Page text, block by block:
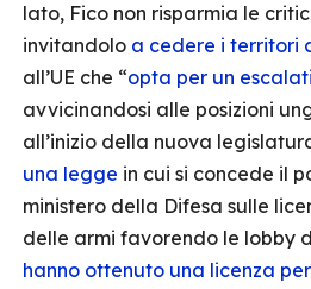
lato, Fico non risparmia le
invitandolo a cedere i territori
all’UE che “opta per un
avvicinandosi alle posizioni
all’inizio della nuova
una legge in cui si concede il
ministero della Difesa sulle
delle armi favorendo le lobby
hanno ottenuto una licenza